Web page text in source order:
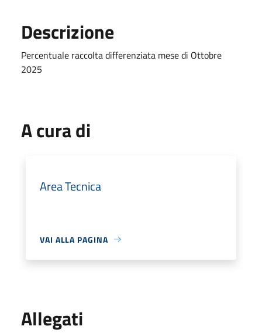
Descrizione
Percentuale raccolta differenziata mese di Ottobre
2025
A cura di
Area Tecnica
VAI ALLA PAGINA
Allegati